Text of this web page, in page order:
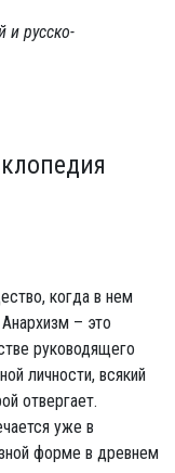
и русско-
когда в нем
– это
руководящего
личности, всякий
отвергает.
уже в
форме в древнем